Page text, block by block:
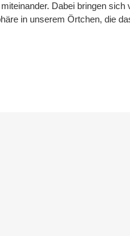
Dabei bringen
in unserem Örtchen, die